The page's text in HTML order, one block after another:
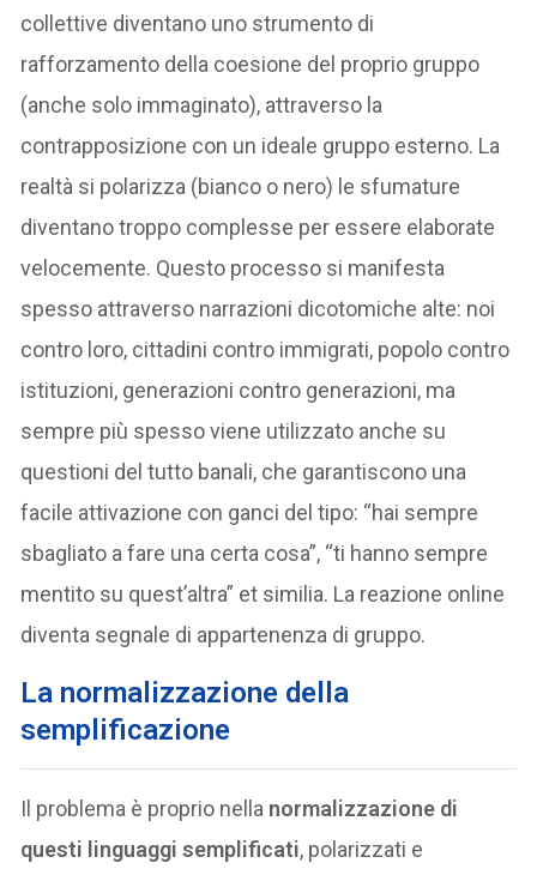
collettive diventano uno strumento di
rafforzamento della coesione del proprio gruppo
(anche solo immaginato), attraverso la
contrapposizione con un ideale gruppo esterno. La
realtà si polarizza (bianco o nero) le sfumature
diventano troppo complesse per essere elaborate
velocemente. Questo processo si manifesta
spesso attraverso narrazioni dicotomiche alte: noi
contro loro, cittadini contro immigrati, popolo contro
istituzioni, generazioni contro generazioni, ma
sempre più spesso viene utilizzato anche su
questioni del tutto banali, che garantiscono una
facile attivazione con ganci del tipo: “hai sempre
sbagliato a fare una certa cosa”, “ti hanno sempre
mentito su quest’altra” et similia. La reazione online
diventa segnale di appartenenza di gruppo.
La normalizzazione della
semplificazione
Il problema è proprio nella normalizzazione di
questi linguaggi semplificati, polarizzati e